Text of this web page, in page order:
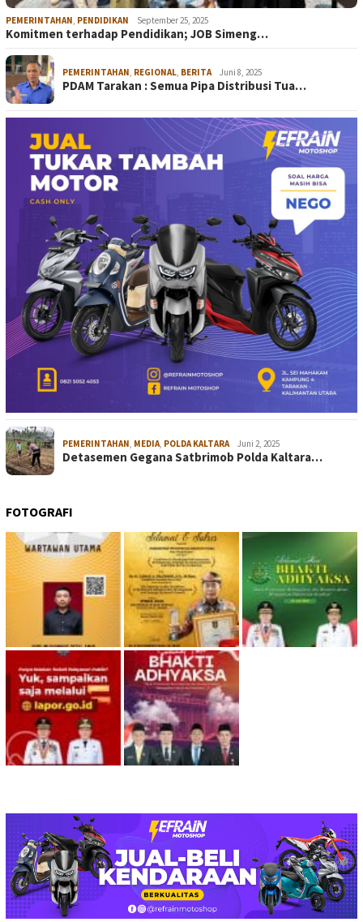
PEMERINTAHAN, PENDIDIKAN September 25, 2025
Komitmen terhadap Pendidikan; JOB Simeng…
PEMERINTAHAN, REGIONAL, BERITA Juni 8, 2025
PDAM Tarakan : Semua Pipa Distribusi Tua…
PEMERINTAHAN, MEDIA, POLDA KALTARA Juni 2, 2025
Detasemen Gegana Satbrimob Polda Kaltara…
FOTOGRAFI